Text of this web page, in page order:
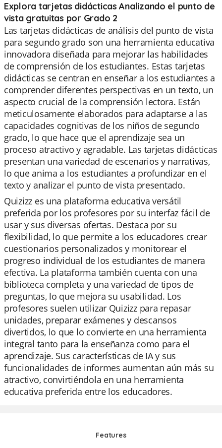
Explora tarjetas didácticas Analizando el punto de
vista gratuitas por Grado 2
Las tarjetas didácticas de análisis del punto de vista
para segundo grado son una herramienta educativa
innovadora diseñada para mejorar las habilidades
de comprensión de los estudiantes. Estas tarjetas
didácticas se centran en enseñar a los estudiantes a
comprender diferentes perspectivas en un texto, un
aspecto crucial de la comprensión lectora. Están
meticulosamente elaborados para adaptarse a las
capacidades cognitivas de los niños de segundo
grado, lo que hace que el aprendizaje sea un
proceso atractivo y agradable. Las tarjetas didácticas
presentan una variedad de escenarios y narrativas,
lo que anima a los estudiantes a profundizar en el
texto y analizar el punto de vista presentado.
Quizizz es una plataforma educativa versátil
preferida por los profesores por su interfaz fácil de
usar y sus diversas ofertas. Destaca por su
flexibilidad, lo que permite a los educadores crear
cuestionarios personalizados y monitorear el
progreso individual de los estudiantes de manera
efectiva. La plataforma también cuenta con una
biblioteca completa y una variedad de tipos de
preguntas, lo que mejora su usabilidad. Los
profesores suelen utilizar Quizizz para repasar
unidades, preparar exámenes y descansos
divertidos, lo que lo convierte en una herramienta
integral tanto para la enseñanza como para el
aprendizaje. Sus características de IA y sus
funcionalidades de informes aumentan aún más su
atractivo, convirtiéndola en una herramienta
educativa preferida entre los educadores.
Features